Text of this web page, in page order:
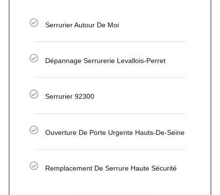
Serrurier Autour De Moi
Dépannage Serrurerie Levallois-Perret
Serrurier 92300
Ouverture De Porte Urgente Hauts-De-Seine
Remplacement De Serrure Haute Sécurité